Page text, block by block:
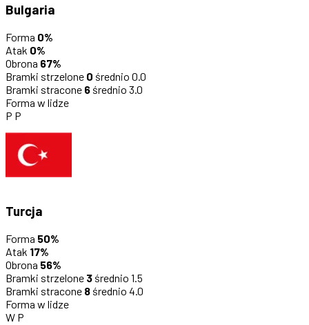
Bulgaria
Forma 0%
Atak 0%
Obrona 67%
Bramki strzelone 0 średnio 0.0
Bramki stracone 6 średnio 3.0
Forma w lidze
P P
Turcja
Forma 50%
Atak 17%
Obrona 56%
Bramki strzelone 3 średnio 1.5
Bramki stracone 8 średnio 4.0
Forma w lidze
W P